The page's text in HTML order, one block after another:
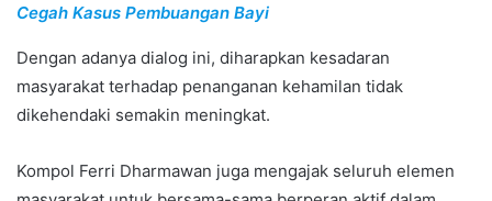
Cegah Kasus Pembuangan Bayi
Dengan adanya dialog ini, diharapkan kesadaran
masyarakat terhadap penanganan kehamilan tidak
dikehendaki semakin meningkat.
Kompol Ferri Dharmawan juga mengajak seluruh elemen